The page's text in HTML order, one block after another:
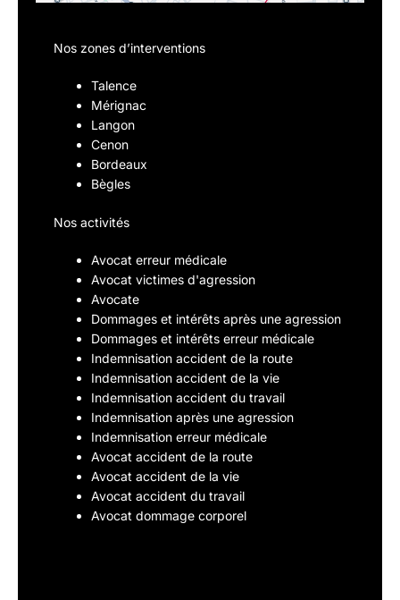
Nos zones d’interventions
Talence
Mérignac
Langon
Cenon
Bordeaux
Bègles
Nos activités
Avocat erreur médicale
Avocat victimes d'agression
Avocate
Dommages et intérêts après une agression
Dommages et intérêts erreur médicale
Indemnisation accident de la route
Indemnisation accident de la vie
Indemnisation accident du travail
Indemnisation après une agression
Indemnisation erreur médicale
Avocat accident de la route
Avocat accident de la vie
Avocat accident du travail
Avocat dommage corporel